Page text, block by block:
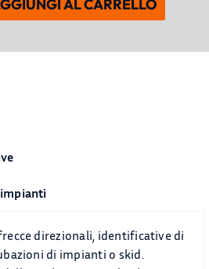
AL CARRELLO
direzionali, identificative di
di impianti o skid.